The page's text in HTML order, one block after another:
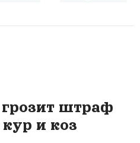
штраф
и коз